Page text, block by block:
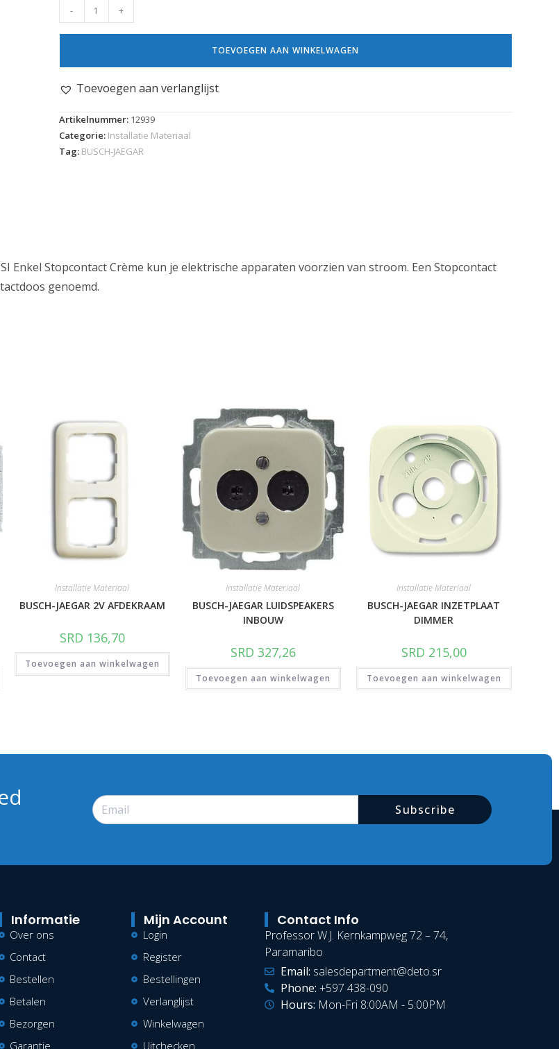
- +
TOEVOEGEN AAN WINKELWAGEN
Toevoegen aan verlanglijst
Artikelnummer: 12939
Categorie: Installatie Materiaal
Tag: BUSCH-JAEGAR
Enkel Stopcontact Crème kun je elektrische apparaten voorzien van stroom. Een Stopcontact
genoemd.
Installatie Materiaal
BUSCH-JAEGAR 2V AFDEKRAAM
SRD 136,70
Toevoegen aan winkelwagen
Installatie Materiaal
BUSCH-JAEGAR LUIDSPEAKERS
INBOUW
SRD 327,26
Toevoegen aan winkelwagen
Installatie Materiaal
BUSCH-JAEGAR INZETPLAAT
DIMMER
SRD 215,00
Toevoegen aan winkelwagen
Subscribe
Informatie
Over ons
Contact
Bestellen
Betalen
Bezorgen
Garantie
Mijn Account
Login
Register
Bestellingen
Verlanglijst
Winkelwagen
Uitchecken
Contact Info
Professor W.J. Kernkampweg 72 – 74,
Paramaribo
Email: salesdepartment@deto.sr
Phone: +597 438-090
Hours: Mon-Fri 8:00AM - 5:00PM